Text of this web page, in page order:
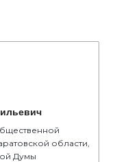
области,
Думы